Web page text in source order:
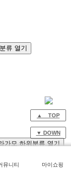
류 열기
가모 하위분류 열기
뮤니티 마이쇼핑
▲ TOP
▼ DOWN